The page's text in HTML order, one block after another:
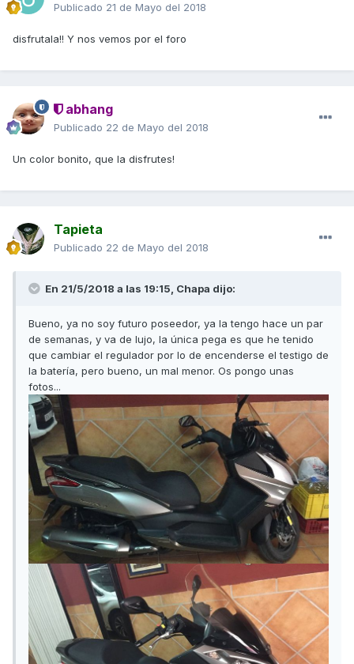
Publicado 21 de Mayo del 2018
disfrutala!! Y nos vemos por el foro
abhang
Publicado 22 de Mayo del 2018
Un color bonito, que la disfrutes!
Tapieta
Publicado 22 de Mayo del 2018
En 21/5/2018 a las 19:15, Chapa dijo:
Bueno, ya no soy futuro poseedor, ya la tengo hace un par
de semanas, y va de lujo, la única pega es que he tenido
que cambiar el regulador por lo de encenderse el testigo de
la batería, pero bueno, un mal menor. Os pongo unas
fotos...